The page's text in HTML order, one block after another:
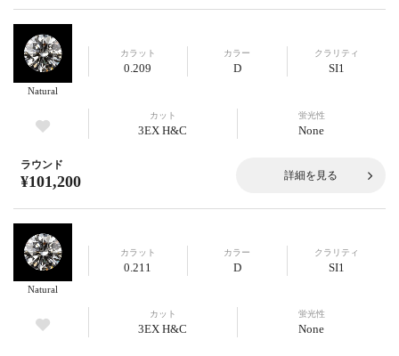
Natural
カラット
0.209
カラー
D
クラリティ
SI1
カット
3EX H&C
蛍光性
None
ラウンド
¥101,200 詳細を見る
Natural
カラット
0.211
カラー
D
クラリティ
SI1
カット
3EX H&C
蛍光性
None